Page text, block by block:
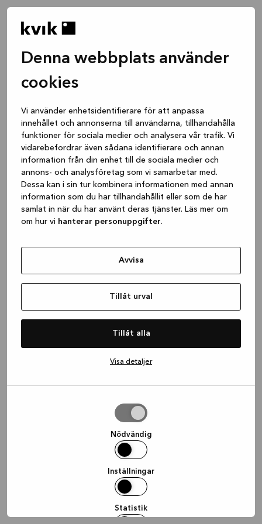
Denna webbplats använder
cookies
Vi använder enhetsidentifierare för att anpassa
innehållet och annonserna till användarna, tillhandahålla
funktioner för sociala medier och analysera vår trafik. Vi
vidarebefordrar även sådana identifierare och annan
information från din enhet till de sociala medier och
annons- och analysföretag som vi samarbetar med.
Dessa kan i sin tur kombinera informationen med annan
information som du har tillhandahållit eller som de har
samlat in när du har använt deras tjänster. Läs mer om
om hur vi hanterar personuppgifter.
Avvisa
Tillåt urval
Tillåt alla
Visa detaljer
Nödvändig
Inställningar
Statistik
(see the browser console for more
information).